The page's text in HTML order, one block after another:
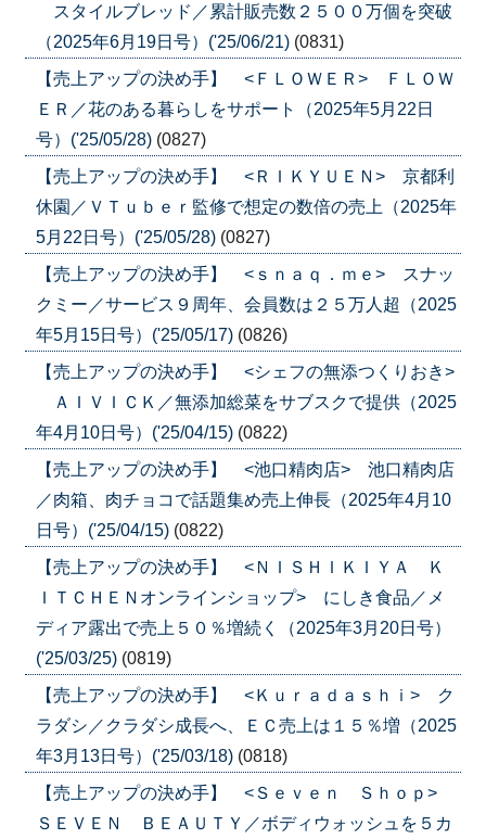
スタイルブレッド／累計販売数２５００万個を突破
（2025年6月19日号）('25/06/21) (0831)
【売上アップの決め手】 <ＦＬＯＷＥＲ> ＦＬＯＷ
ＥＲ／花のある暮らしをサポート（2025年5月22日
号）('25/05/28) (0827)
【売上アップの決め手】 <ＲＩＫＹＵＥＮ> 京都利
休園／ＶＴｕｂｅｒ監修で想定の数倍の売上（2025年
5月22日号）('25/05/28) (0827)
【売上アップの決め手】 <ｓｎａｑ．ｍｅ> スナッ
クミー／サービス９周年、会員数は２５万人超（2025
年5月15日号）('25/05/17) (0826)
【売上アップの決め手】 <シェフの無添つくりおき>
ＡＩＶＩＣＫ／無添加総菜をサブスクで提供（2025
年4月10日号）('25/04/15) (0822)
【売上アップの決め手】 <池口精肉店> 池口精肉店
／肉箱、肉チョコで話題集め売上伸長（2025年4月10
日号）('25/04/15) (0822)
【売上アップの決め手】 <ＮＩＳＨＩＫＩＹＡ Ｋ
ＩＴＣＨＥＮオンラインショップ> にしき食品／メ
ディア露出で売上５０％増続く（2025年3月20日号）
('25/03/25) (0819)
【売上アップの決め手】 <Ｋｕｒａｄａｓｈｉ> ク
ラダシ／クラダシ成長へ、ＥＣ売上は１５％増（2025
年3月13日号）('25/03/18) (0818)
【売上アップの決め手】 <Ｓｅｖｅｎ Ｓｈｏｐ>
ＳＥＶＥＮ ＢＥＡＵＴＹ／ボディウォッシュを５カ